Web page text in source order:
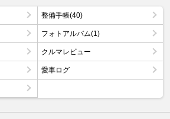
整備手帳(40)
フォトアルバム(1)
クルマレビュー
愛車ログ